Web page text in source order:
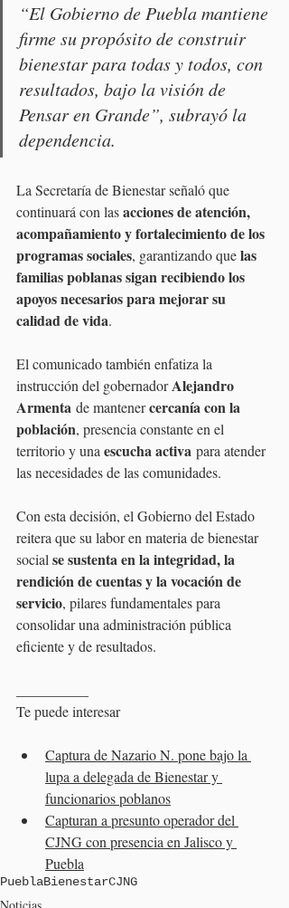
“El Gobierno de Puebla mantiene
firme su propósito de construir
bienestar para todas y todos, con
resultados, bajo la visión de
Pensar en Grande”, subrayó la
dependencia.
La Secretaría de Bienestar señaló que
continuará con las acciones de atención,
acompañamiento y fortalecimiento de los
programas sociales, garantizando que las
familias poblanas sigan recibiendo los
apoyos necesarios para mejorar su
calidad de vida.
El comunicado también enfatiza la
instrucción del gobernador Alejandro
Armenta de mantener cercanía con la
población, presencia constante en el
territorio y una escucha activa para atender
las necesidades de las comunidades.
Con esta decisión, el Gobierno del Estado
reitera que su labor en materia de bienestar
social se sustenta en la integridad, la
rendición de cuentas y la vocación de
servicio, pilares fundamentales para
consolidar una administración pública
eficiente y de resultados.
Te puede interesar
Captura de Nazario N. pone bajo la
lupa a delegada de Bienestar y
funcionarios poblanos
Capturan a presunto operador del
CJNG con presencia en Jalisco y
Puebla
PueblaBienestarCJNG